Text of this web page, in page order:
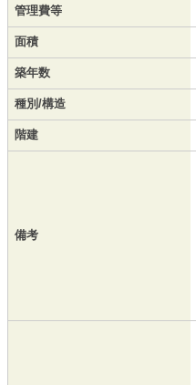
管理費等
面積
築年数
種別/構造
階建
備考